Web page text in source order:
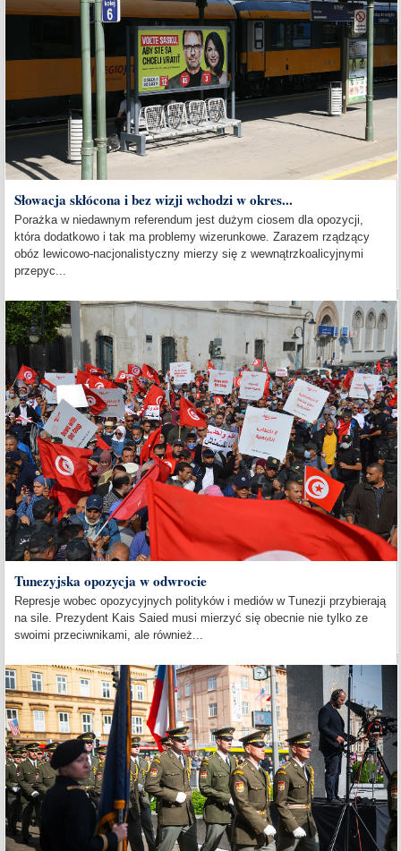
Słowacja skłócona i bez wizji wchodzi w okres...
Porażka w niedawnym referendum jest dużym ciosem dla opozycji,
która dodatkowo i tak ma problemy wizerunkowe. Zarazem rządzący
obóz lewicowo-nacjonalistyczny mierzy się z wewnątrzkoalicyjnymi
przepyc...
Tunezyjska opozycja w odwrocie
Represje wobec opozycyjnych polityków i mediów w Tunezji przybierają
na sile. Prezydent Kais Saied musi mierzyć się obecnie nie tylko ze
swoimi przeciwnikami, ale również...